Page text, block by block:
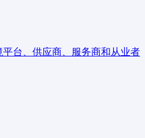
台、供应商、服务商和从业者